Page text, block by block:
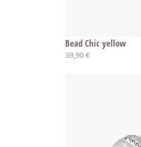
Bead Chic yellow
39,90 €